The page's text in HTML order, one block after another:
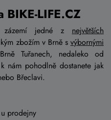
LIFE.CZ
zázemí jedné z největších
zbožím v Brně s výbornými
Tuřanech, nedaleko od
nám pohodlně dostanete jak
Břeclavi.
prodejny